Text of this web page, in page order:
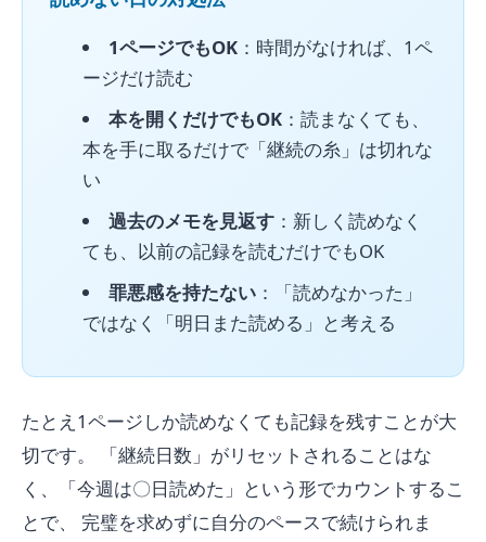
1ページでもOK：時間がなければ、1ペ
ージだけ読む
本を開くだけでもOK：読まなくても、
本を手に取るだけで「継続の糸」は切れな
い
過去のメモを見返す：新しく読めなく
ても、以前の記録を読むだけでもOK
罪悪感を持たない：「読めなかった」
ではなく「明日また読める」と考える
たとえ1ページしか読めなくても記録を残すことが大
切です。 「継続日数」がリセットされることはな
く、「今週は〇日読めた」という形でカウントするこ
とで、 完璧を求めずに自分のペースで続けられま